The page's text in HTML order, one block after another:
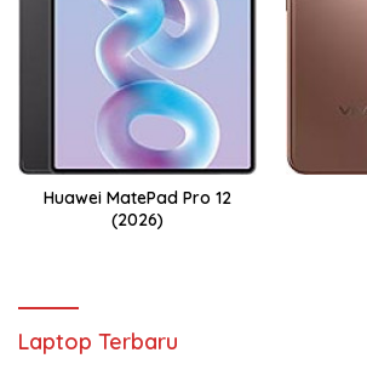
Huawei MatePad Pro 12
(2026)
Laptop Terbaru